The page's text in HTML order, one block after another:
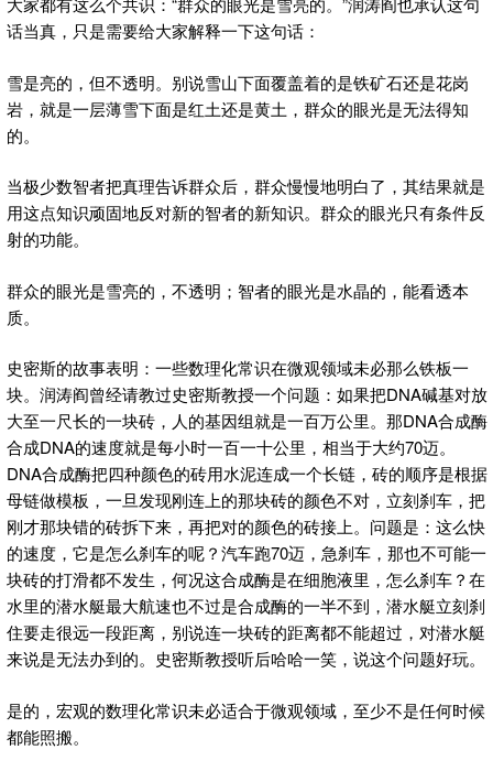
话当真，只是需要给大家解释一下这句话：
雪是亮的，但不透明。别说雪山下面覆盖着的是铁矿石还是花岗
岩，就是一层薄雪下面是红土还是黄土，群众的眼光是无法得知
的。
当极少数智者把真理告诉群众后，群众慢慢地明白了，其结果就是
用这点知识顽固地反对新的智者的新知识。群众的眼光只有条件反
射的功能。
群众的眼光是雪亮的，不透明；智者的眼光是水晶的，能看透本
质。
史密斯的故事表明：一些数理化常识在微观领域未必那么铁板一
块。润涛阎曾经请教过史密斯教授一个问题：如果把DNA碱基对放
大至一尺长的一块砖，人的基因组就是一百万公里。那DNA合成酶
合成DNA的速度就是每小时一百一十公里，相当于大约70迈。
DNA合成酶把四种颜色的砖用水泥连成一个长链，砖的顺序是根据
母链做模板，一旦发现刚连上的那块砖的颜色不对，立刻刹车，把
刚才那块错的砖拆下来，再把对的颜色的砖接上。问题是：这么快
的速度，它是怎么刹车的呢？汽车跑70迈，急刹车，那也不可能一
块砖的打滑都不发生，何况这合成酶是在细胞液里，怎么刹车？在
水里的潜水艇最大航速也不过是合成酶的一半不到，潜水艇立刻刹
住要走很远一段距离，别说连一块砖的距离都不能超过，对潜水艇
来说是无法办到的。史密斯教授听后哈哈一笑，说这个问题好玩。
是的，宏观的数理化常识未必适合于微观领域，至少不是任何时候
都能照搬。